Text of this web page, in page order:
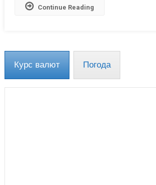
Continue Reading
Курс валют Погода